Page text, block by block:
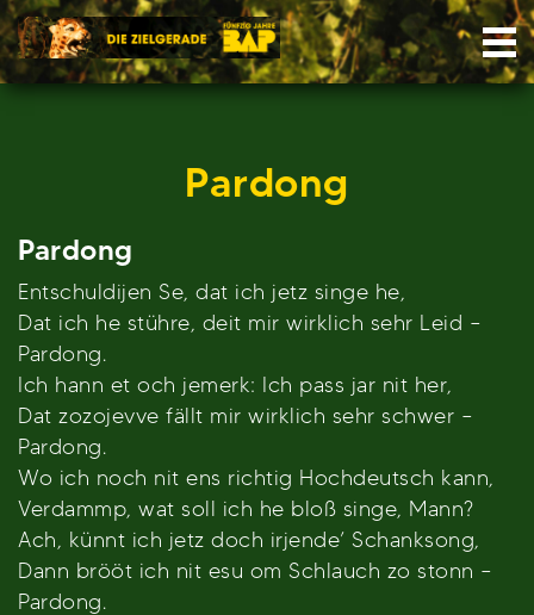
Skip
to
content
Pardong
Pardong
Entschuldijen Se, dat ich jetz singe he,
Dat ich he stühre, deit mir wirklich sehr Leid –
Pardong.
Ich hann et och jemerk: Ich pass jar nit her,
Dat zozojevve fällt mir wirklich sehr schwer –
Pardong.
Wo ich noch nit ens richtig Hochdeutsch kann,
Verdammp, wat soll ich he bloß singe, Mann?
Ach, künnt ich jetz doch irjende’ Schanksong,
Dann brööt ich nit esu om Schlauch zo stonn –
Pardong.